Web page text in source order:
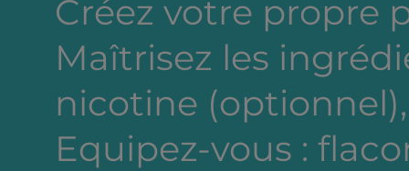
Créez votre propre
Maîtrisez les
nicotine
Equipez-vous :